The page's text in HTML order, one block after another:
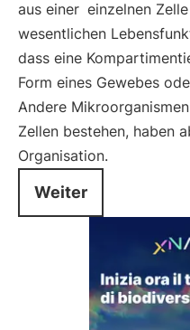
aus einer einzelnen Zelle
wesentlichen
dass eine
Form eines Gewebes
Andere
Zellen bestehen, haben
Organisation.
Weiter